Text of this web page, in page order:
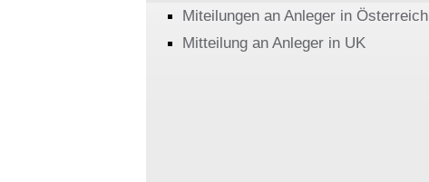
Miteilungen an Anleger in Österreich
Mitteilung an Anleger in UK